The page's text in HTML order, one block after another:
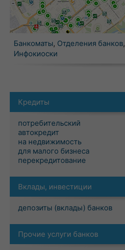
Банкоматы, Отделения банков,
Инфокиоски
Кредиты
потребительский
автокредит
на недвижимость
для малого бизнеса
перекредитование
Вклады, инвестиции
депозиты (вклады) банков
Прочие услуги банков